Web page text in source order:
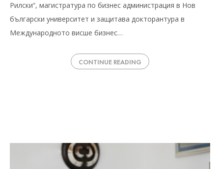
Рилски“, магистратура по бизнес администрация в Нов
български университет и защитава докторантура в
Международното висше бизнес…
CONTINUE READING